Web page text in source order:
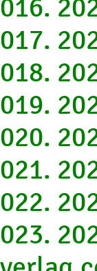
016.
017.
018.
019.
020.
021.
022.
023.